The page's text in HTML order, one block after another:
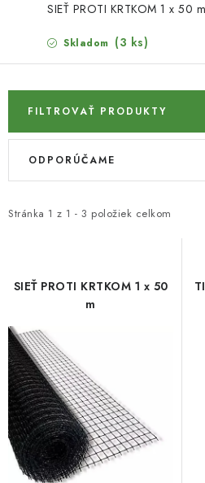
CHÉMIA
PRIESADY ZELENINY
Kontakty
Obchodné podmienky
Podmienky ochrany osobných údajov
SIEŤ PROTI KRTKOM 1 x 50 m
Skladom (3 ks)
FILTROVAŤ PRODUKTY
V
i
r
d
u
k
t
o
v
Stránka 1 z 1 - 3 položiek celkom
R
e
e
r
o
d
u
k
t
o
ODPORÚČAME
SIEŤ PROTI KRTKOM 1 x 50
m